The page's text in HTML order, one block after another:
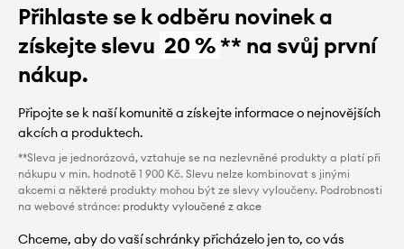
Přihlaste se k odběru novinek a
získejte slevu 20 %** na svůj první
nákup.
Připojte se k naší komunitě a získejte informace o nejnovějších
akcích a produktech.
**Sleva je jednorázová, vztahuje se na nezlevněné produkty a platí při
nákupu v min. hodnotě 1 900 Kč. Slevu nelze kombinovat s jinými
akcemi a některé produkty mohou být ze slevy vyloučeny. Podrobnosti
na webové stránce: produkty vyloučené z akce
Chceme, aby do vaší schránky přicházelo jen to, co vás